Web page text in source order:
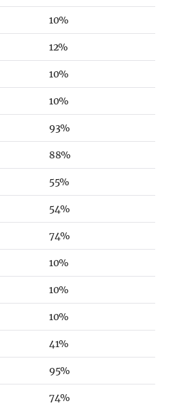
10%
12%
10%
10%
93%
88%
55%
54%
74%
10%
10%
10%
41%
95%
74%